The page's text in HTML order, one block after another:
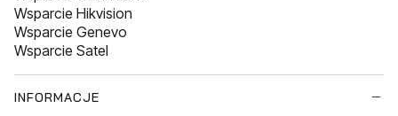
Wsparcie Hikvision
Wsparcie Genevo
Wsparcie Satel
INFORMACJE